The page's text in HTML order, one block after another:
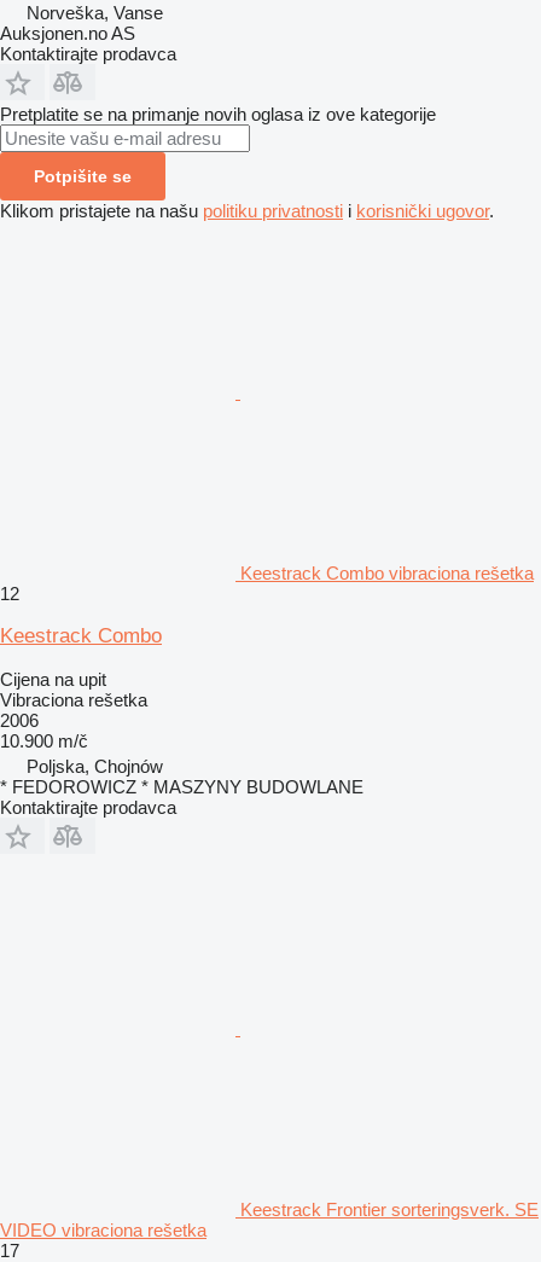
Norveška, Vanse
Auksjonen.no AS
Kontaktirajte prodavca
Pretplatite se na primanje novih oglasa iz ove kategorije
Potpišite se
Klikom pristajete na našu politiku privatnosti i korisnički ugovor.
Keestrack Combo vibraciona rešetka
12
Keestrack Combo
Cijena na upit
Vibraciona rešetka
2006
10.900 m/č
Poljska, Chojnów
* FEDOROWICZ * MASZYNY BUDOWLANE
Kontaktirajte prodavca
Keestrack Frontier sorteringsverk. SE
VIDEO vibraciona rešetka
17